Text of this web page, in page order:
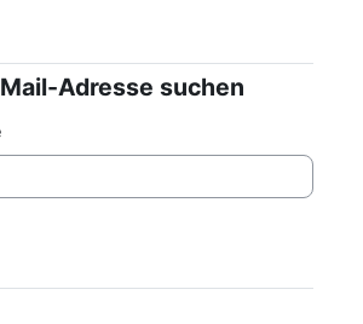
Adresse suchen
Adresse suchen